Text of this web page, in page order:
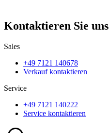
Kontaktieren Sie uns
Sales
+49 7121 140678
Verkauf kontaktieren
Service
+49 7121 140222
Service kontaktieren